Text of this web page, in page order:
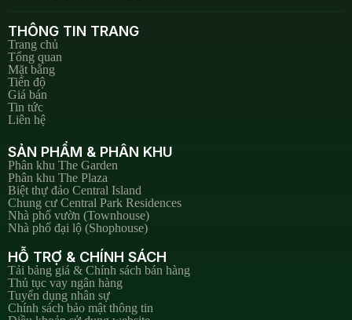
THÔNG TIN TRANG
Trang chủ
Tổng quan
Mặt bằng
Tiến độ
Giá bán
Tin tức
Liên hệ
SẢN PHẨM & PHÂN KHU
Phân khu The Garden
Phân khu The Plaza
Biệt thự đảo Central Island
Chung cư Central Park Residences
Nhà phố vườn (Townhouse)
Nhà phố đại lộ (Shophouse)
HỖ TRỢ & CHÍNH SÁCH
Tải bảng giá & Chính sách bán hàng
Thủ tục vay ngân hàng
Tuyển dụng nhân sự
Chính sách bảo mật thông tin